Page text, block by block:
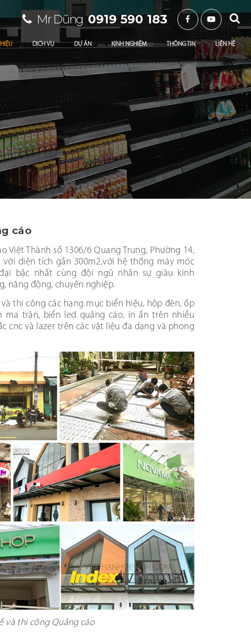
Mr Dũng 0919 590 183
DỊCH VỤ DỰ ÁN KINH NGHIỆM THÔNG TIN LIÊN HỆ
cáo
Việt Thành số 1306/6 Quang Trung, Phường 14,
với diện tích gần 300m2,với hệ thống máy móc
bậc nhất cùng đội ngũ nhân sự giàu kinh
năng động, chuyên nghiệp.
thi công các hạng mục biển hiệu, hộp đèn, ốp
ma trận, biển led quảng cáo, in ấn trên nhiều
cnc và lazer trên các vật liệu đa dạng và phong
và thi công Quảng cáo